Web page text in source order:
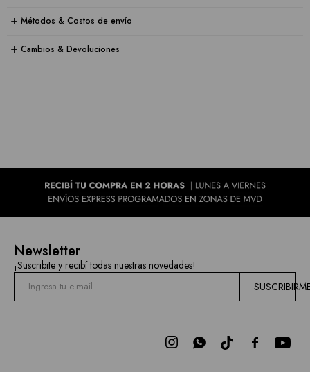
Métodos & Costos de envío
Cambios & Devoluciones
Newsletter
¡Suscribite y recibí todas nuestras novedades!

 